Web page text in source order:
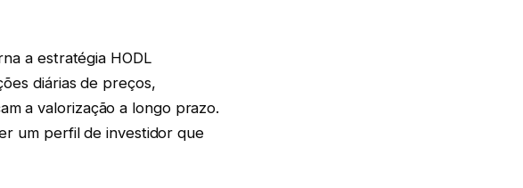
a estratégia HODL
diárias de preços,
a valorização a longo prazo.
um perfil de investidor que